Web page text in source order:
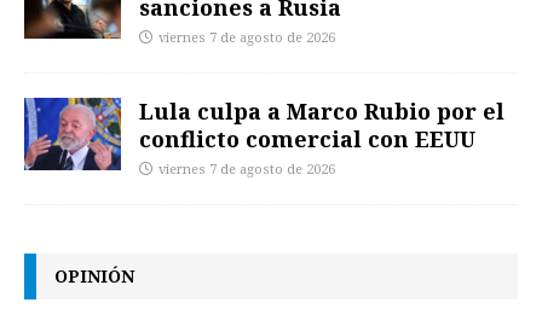
sanciones a Rusia
viernes 7 de agosto de 2026
Lula culpa a Marco Rubio por el
conflicto comercial con EEUU
viernes 7 de agosto de 2026
OPINIÓN